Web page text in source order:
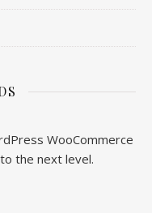
WooCommerce
the next level.